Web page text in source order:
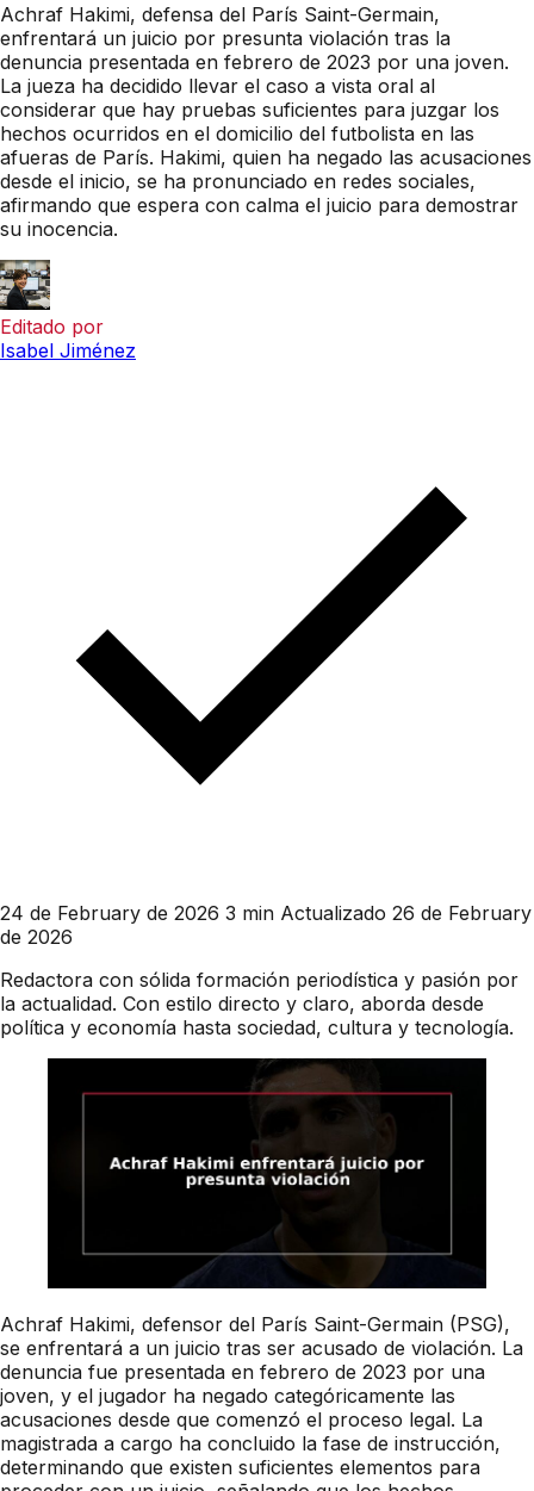
Achraf Hakimi, defensa del París Saint-Germain,
enfrentará un juicio por presunta violación tras la
denuncia presentada en febrero de 2023 por una joven.
La jueza ha decidido llevar el caso a vista oral al
considerar que hay pruebas suficientes para juzgar los
hechos ocurridos en el domicilio del futbolista en las
afueras de París. Hakimi, quien ha negado las acusaciones
desde el inicio, se ha pronunciado en redes sociales,
afirmando que espera con calma el juicio para demostrar
su inocencia.
Editado por
Isabel Jiménez
24 de February de 2026 3 min Actualizado 26 de February
de 2026
Redactora con sólida formación periodística y pasión por
la actualidad. Con estilo directo y claro, aborda desde
política y economía hasta sociedad, cultura y tecnología.
Achraf Hakimi, defensor del París Saint-Germain (PSG),
se enfrentará a un juicio tras ser acusado de violación. La
denuncia fue presentada en febrero de 2023 por una
joven, y el jugador ha negado categóricamente las
acusaciones desde que comenzó el proceso legal. La
magistrada a cargo ha concluido la fase de instrucción,
determinando que existen suficientes elementos para